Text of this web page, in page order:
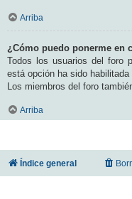
Arriba
¿Cómo puedo ponerme en
Todos los usuarios del foro
está opción ha sido habilitada
Los miembros del foro
Arriba
Índice general